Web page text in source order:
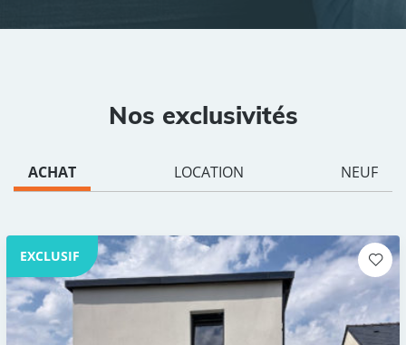
Nos exclusivités
ACHAT LOCATION NEUF
EXCLUSIF